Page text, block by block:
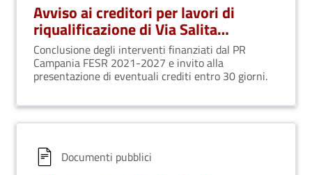
Avviso ai creditori per lavori di
riqualificazione di Via Salita
Ospedale
Conclusione degli interventi finanziati dal PR
Campania FESR 2021-2027 e invito alla
presentazione di eventuali crediti entro 30 giorni.
Documenti pubblici